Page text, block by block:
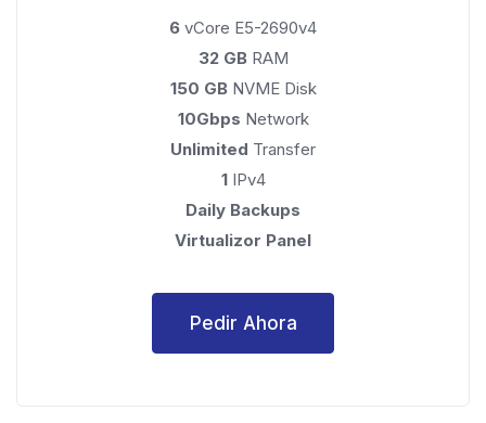
6 vCore E5-2690v4
32 GB RAM
150 GBNVME Disk
10Gbps Network
Unlimited Transfer
1IPv4
Daily Backups
Virtualizor Panel
Pedir Ahora